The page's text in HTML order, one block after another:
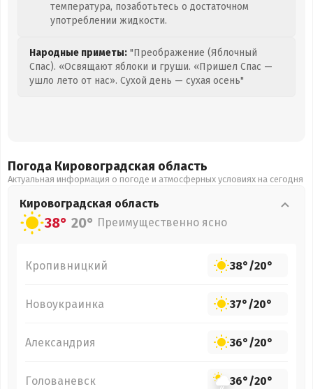
температура, позаботьтесь о достаточном
употреблении жидкости.
Народные приметы: "Преображение (Яблочный
Спас). «Освящают яблоки и груши. «Пришел Спас —
ушло лето от нас». Сухой день — сухая осень"
Погода Кировоградская область
Актуальная информация о погоде и атмосферных условиях на сегодня
Кировоградская область
38° 20° Преимущественно ясно
Кропивницкий 38°/20°
Новоукраинка 37°/20°
Александрия 36°/20°
Голованевск 36°/20°